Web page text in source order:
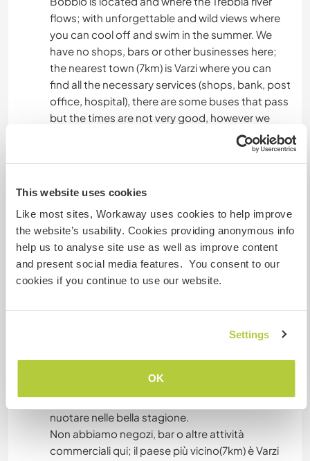
This website uses cookies
Like most sites, Workaway uses cookies to help improve
the website’s usability. Cookies providing anonymous info
help us to analyse site use as well as improve content
and present social media features. You consent to our
cookies if you continue to use our website.
Settings
OK
flows; with unforgettable and wild views where
you can cool off and swim in the summer. We
have no shops, bars or other businesses here;
the nearest town (7km) is Varzi where you can
find all the necessary services (shops, bank, post
office, hospital), there are some buses that pass
but the times are not very good, however we
often get off in Varzi and we can organize
ourselves for accompany you. Certainly having
the possibility to come with a car helps a lot in
La zona e di montagna, siamo sugli 800 m di
altezza; da qui si snodano parecchi sentieri da
percorrere a piedi, siamo al limitare del parco
naturale del monte Alpe.
Bobbio e dove scorre il fiume Trebbia; con scorci
indimenticabili e selvaggi dove rinfrescarsi e
nuotare nelle bella stagione.
Non abbiamo negozi, bar o altre attività
commerciali qui; il paese più vicino(7km) è Varzi